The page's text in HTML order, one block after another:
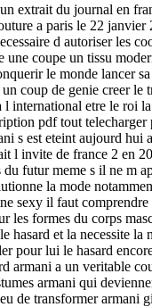
extrait du journal en
a paris le 22 janvier
d autoriser les
une coupe un tissu
le monde lancer
coup de genie creer le
l international etre le roi
pdf tout
s est eteint aujourd hui
l invite de france 2 en
futur meme s il ne m
la mode
sexy il faut comprendre
les formes du corps
et la necessite la
pour lui le hasard
armani a un veritable
armani qui
de transformer armani